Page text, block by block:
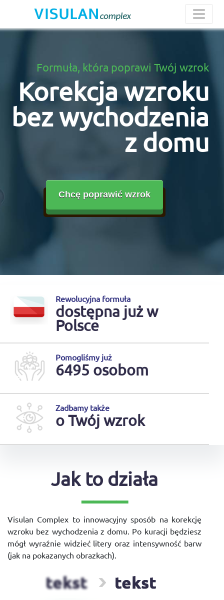
Formuła, która poprawi Twój wzrok
Korekcja wzroku
bez wychodzenia
z domu
Chcę poprawić wzrok
Rewolucyjna formuła
dostępna już w
Polsce
Pomogliśmy już
6495 osobom
Zadbamy także
o Twój wzrok
Jak to działa
Visulan Complex to innowacyjny sposób na korekcję
wzroku bez wychodzenia z domu. Po kuracji będziesz
mógł wyraźnie widzieć litery oraz intensywność barw
(jak na pokazanych obrazkach).